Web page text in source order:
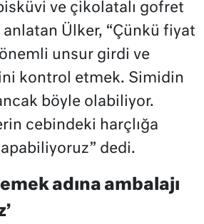
ve çikolatalı gofret
Ülker, “Çünkü fiyat
unsur girdi ve
kontrol etmek. Simidin
böyle olabiliyor.
cebindeki harçlığa
dedi.
adına ambalajı